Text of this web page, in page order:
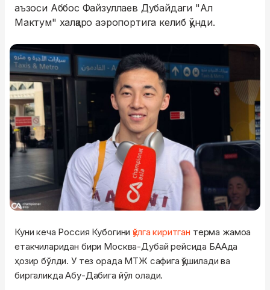
аъзоси Аббос Файзуллаев Дубайдаги "Ал
Мактум" халқаро аэропортига келиб қўнди.
Куни кеча Россия Кубогиниқўлга киритган терма жамоа
етакчиларидан бири Москва-Дубай рейсида БААда
ҳозир бўлди. У тез орада МТЖ сафига қўшилади ва
биргаликда Абу-Дабига йўл олади.